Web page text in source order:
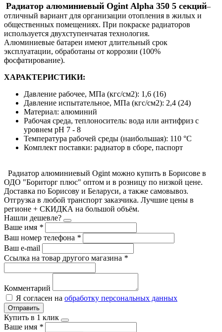
Радиатор алюминиевый Ogint Alpha 350 5 секций–
отличный вариант для организации отопления в жилых и
общественных помещениях. При покраске радиаторов
используется двухступенчатая технология.
Алюминиевые батареи имеют длительный срок
эксплуатации, обработаны от коррозии (100%
фосфатирование).
ХАРАКТЕРИСТИКИ:
Давление рабочее, МПа (кгс/см2): 1,6 (16)
Давление испытательное, МПа (кгс/см2): 2,4 (24)
Материал: алюминий
Рабочая среда, теплоноситель: вода или антифриз с
уровнем рН 7 - 8
Температура рабочей среды (наибольшая): 110 °С
Комплект поставки: радиатор в сборе, паспорт
Радиатор алюминиевый Ogint можно купить в Борисове в
ОДО "Бориторг плюс" оптом и в розницу по низкой цене.
Доставка по Борисову и Беларуси, а также самовывоз.
Отгрузка в любой транспорт заказчика. Лучшие цены в
регионе + СКИДКА на большой объём.
Нашли дешевле?
Ваше имя *
Ваш номер телефона *
Ваш e-mail
Ссылка на товар другого магазина *
Комментарий
Я согласен на обработку персональных данных
Отправить
Купить в 1 клик
Ваше имя *